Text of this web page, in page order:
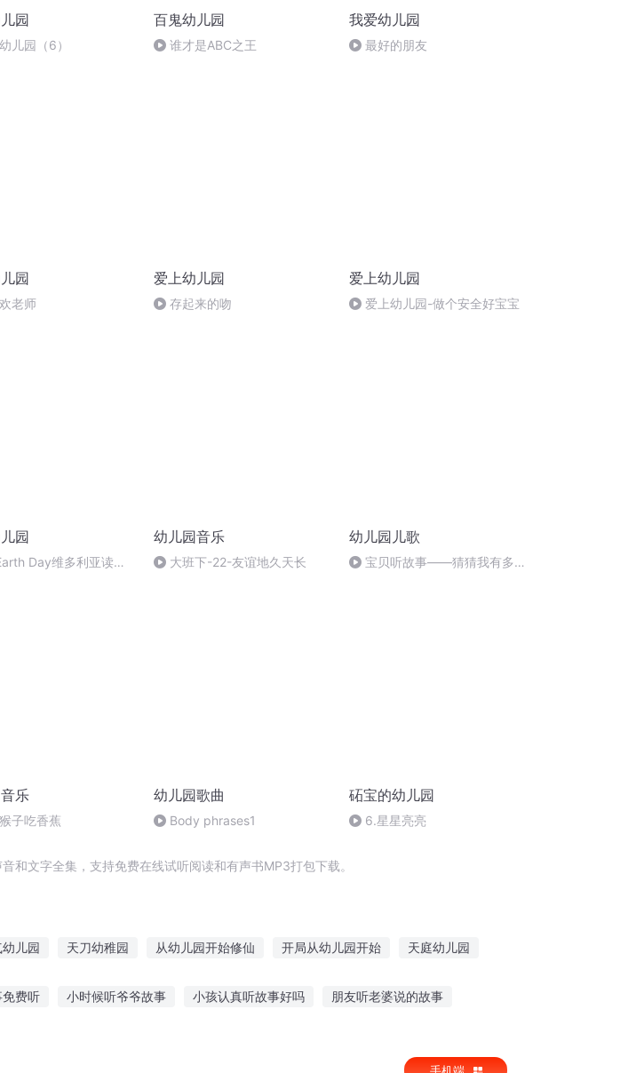
园
儿园（6）
百鬼幼儿园
谁才是ABC之王
我爱幼儿园
最好的朋友
园
老师
爱上幼儿园
存起来的吻
爱上幼儿园
爱上幼儿园-做个安全好宝宝
园
Day维多利亚读小
幼儿园音乐
大班下-22-友谊地久天长
幼儿园儿歌
宝贝听故事——猜猜我有多爱
乐
子吃香蕉
幼儿园歌曲
Body phrases1
砳宝的幼儿园
6.星星亮亮
和文字全集，支持免费在线试听阅读和有声书MP3打包下载。
儿园 天刀幼稚园 从幼儿园开始修仙 开局从幼儿园开始 天庭幼儿园
费听 小时候听爷爷故事 小孩认真听故事好吗 朋友听老婆说的故事